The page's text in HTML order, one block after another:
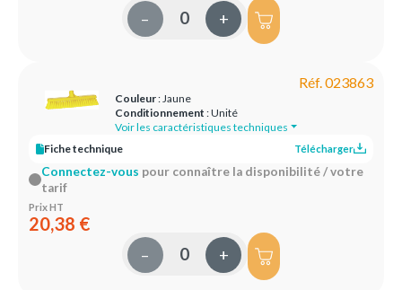
– +
Réf. 023863
Couleur: Jaune
Conditionnement : Unité
Voir les caractéristiques techniques
Fiche technique
Télécharger
Connectez-vous pour connaître la disponibilité / votre
tarif
Prix HT
20,38 €
– +